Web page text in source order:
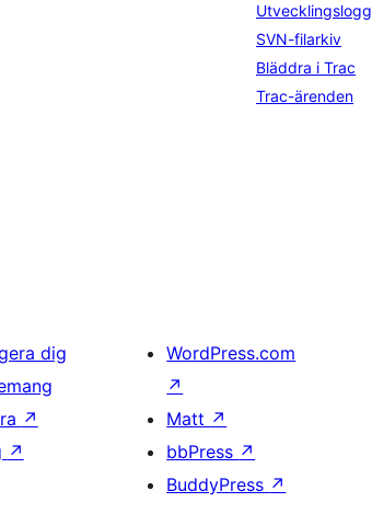
Utvecklingslogg
SVN-filarkiv
Bläddra i Trac
Trac-ärenden
dig
↗
↗
WordPress.com
↗
Matt ↗
bbPress ↗
BuddyPress ↗